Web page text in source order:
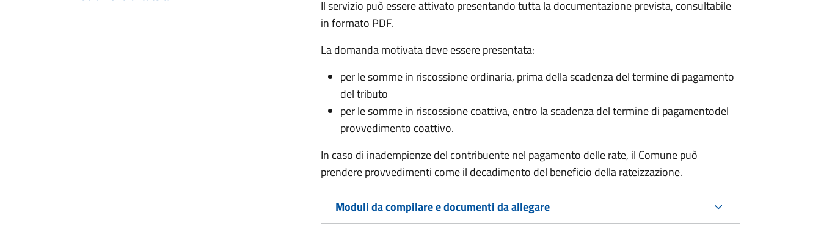
Il servizio può essere attivato presentando tutta la documentazione prevista, consultabile
in formato PDF.
La domanda motivata deve essere presentata:
per le somme in riscossione ordinaria, prima della scadenza del termine di pagamento
del tributo
per le somme in riscossione coattiva, entro la scadenza del termine di pagamentodel
provvedimento coattivo.
In caso di inadempienze del contribuente nel pagamento delle rate, il Comune può
prendere provvedimenti come il decadimento del beneficio della rateizzazione.
Moduli da compilare e documenti da allegare